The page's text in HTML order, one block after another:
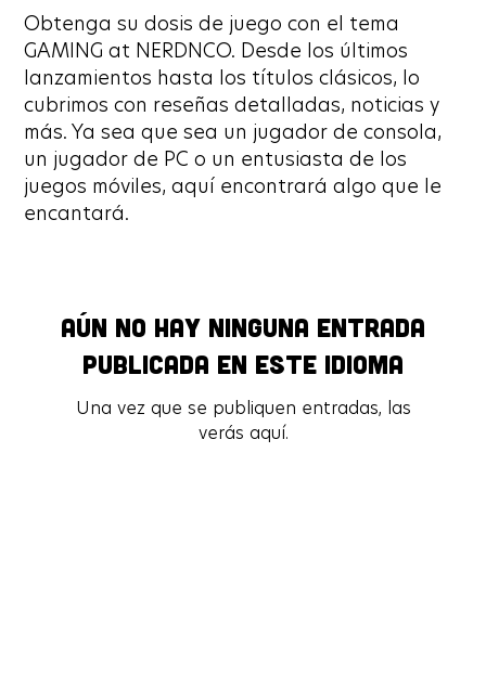
Aún no hay ninguna entrada
publicada en este idioma
Una vez que se publiquen entradas, las
verás aquí.
Obtenga su dosis de juego con el tema
GAMING at NERDNCO. Desde los últimos
lanzamientos hasta los títulos clásicos, lo
cubrimos con reseñas detalladas, noticias y
más. Ya sea que sea un jugador de consola,
un jugador de PC o un entusiasta de los
juegos móviles, aquí encontrará algo que le
encantará.